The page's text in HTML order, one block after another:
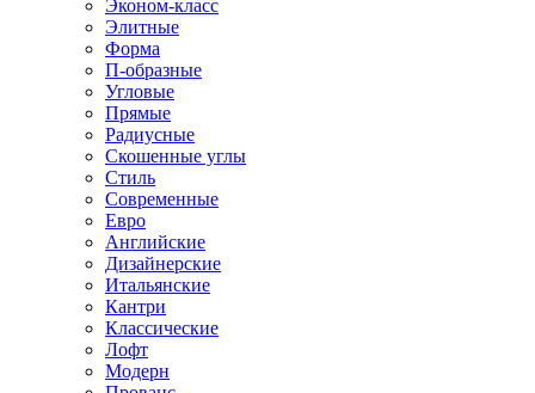
Эконом-класс
Элитные
Форма
П-образные
Угловые
Прямые
Радиусные
Скошенные углы
Стиль
Современные
Евро
Английские
Дизайнерские
Итальянские
Кантри
Классические
Лофт
Модерн